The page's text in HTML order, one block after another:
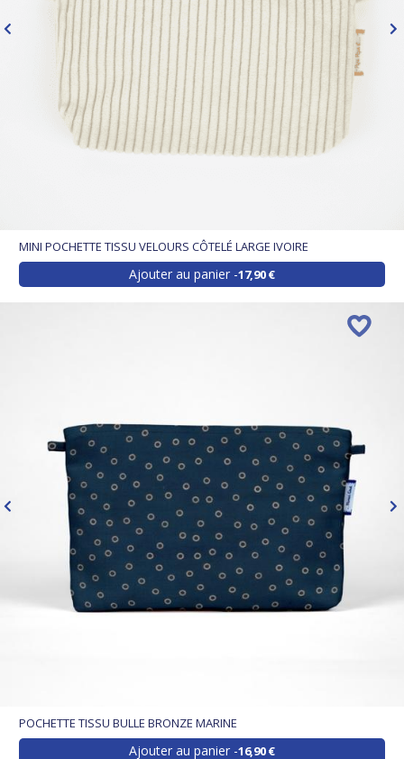
MINI POCHETTE TISSU VELOURS CÔTELÉ LARGE IVOIRE
Ajouter au panier 17,90 €
POCHETTE TISSU BULLE BRONZE MARINE
Ajouter au panier 16,90 €